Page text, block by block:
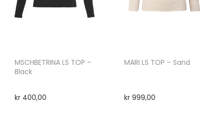
MSCHBETRINA LS TOP –
Black
kr 400,00
MARI LS TOP – Sand
kr999,00